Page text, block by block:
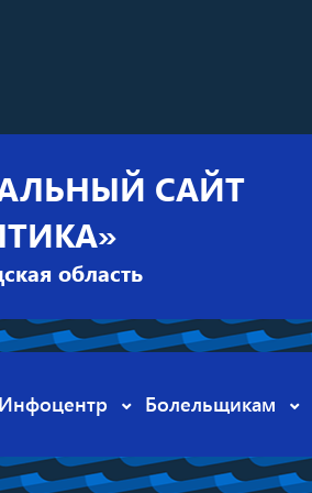
САЙТ
область
Инфоцентр Болельщикам